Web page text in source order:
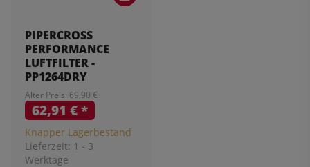
PIPERCROSS
PERFORMANCE
LUFTFILTER -
PP1264DRY
Alter Preis: 69,90 €
62,91 €*
Knapper Lagerbestand
Lieferzeit: 1 - 3
Werktage